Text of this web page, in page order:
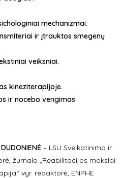
mechanizmai.
ir įtrauktos smegenų
veiksniai.
kineziterapijoje.
ir nocebo vengimas
– LSU Sveikatinimo ir
žurnalo „Reabilitacijos mokslai:
vyr. redaktorė, ENPHE